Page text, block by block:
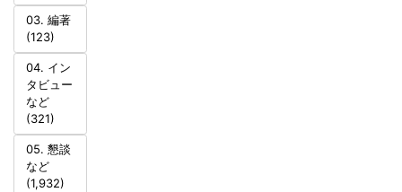
03. 編著
(123)
04. イン
タビュー
など
(321)
05. 懇談
など
(1,932)